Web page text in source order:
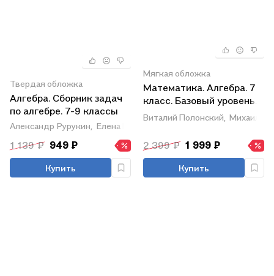
Твердая обложка
Алгебра. Сборник задач
по алгебре. 7-9 классы
Александр Рурукин, Елена Шуваева,
1 139 ₽ 949 ₽
Купить
Мягкая обложка
Математика. Алгебра. 7
класс. Базовый уровень.
Учебное пособие
Виталий Полонский, Михаил
2 399 ₽ 1 999 ₽
Купить